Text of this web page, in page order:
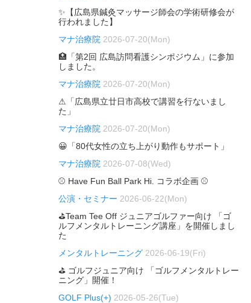
✨【広島県鍼灸マッサージ師会の学術研修会が
行われました】
マナ治療院 2026-07-20(Mon)
🏥「第2回 広島訪問看護シンポジウム」に参加
しました。
マナ治療院 2026-07-20(Mon)
⚠「広島県立廿日市高校で講習を行ないまし
た」
マナ治療院 2026-07-20(Mon)
😀「80代女性の立ち上がり動作もサポート」
マナ治療院 2026-07-08(Wed)
⚾ Have Fun Ball Park Hi. コラボ企画 ⚾
公演・セミナー 2026-06-22(Mon)
⛳Team Tee Off ジュニアゴルファー向け 「ゴ
ルフメンタルトレーニング講座」を開催しまし
た
メンタルトレーニング 2026-06-19(Fri)
⛳ ゴルフジュニア向け 「ゴルフメンタルトレー
ニング」開催！
GOLF Plus(+) 2026-05-26(Tue)